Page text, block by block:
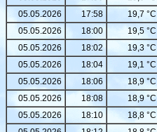
05.05.2026
17:58 19,7 °C
05.05.2026
18:00 19,5 °C
05.05.2026
18:02 19,3 °C
05.05.2026
18:04 19,1 °C
05.05.2026
18:06 18,9 °C
05.05.2026
18:08 18,9 °C
05.05.2026
18:10 18,8 °C